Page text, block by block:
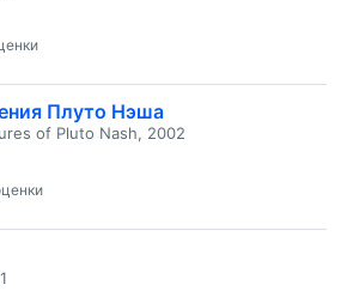
Плуто Нэша
of Pluto Nash, 2002